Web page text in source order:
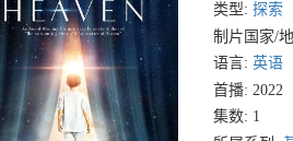
类型: 探索
制片国家/
语言: 英语
首播: 2022
集数: 1